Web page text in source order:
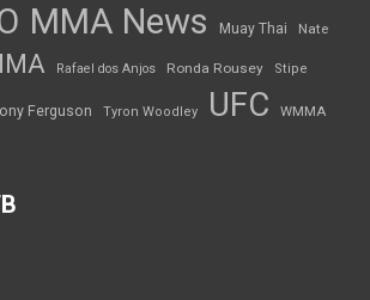
MMA News Muay Thai Nate
Rafael dos Anjos Ronda Rousey Stipe
Ferguson Tyron Woodley UFC WMMA